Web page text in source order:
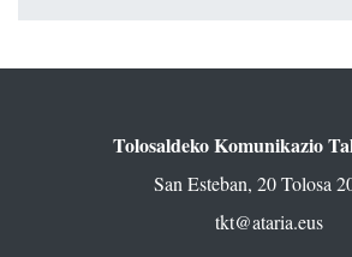
Tolosaldeko Komunikazio
San Esteban, 20 Tolosa
tkt@ataria.eus